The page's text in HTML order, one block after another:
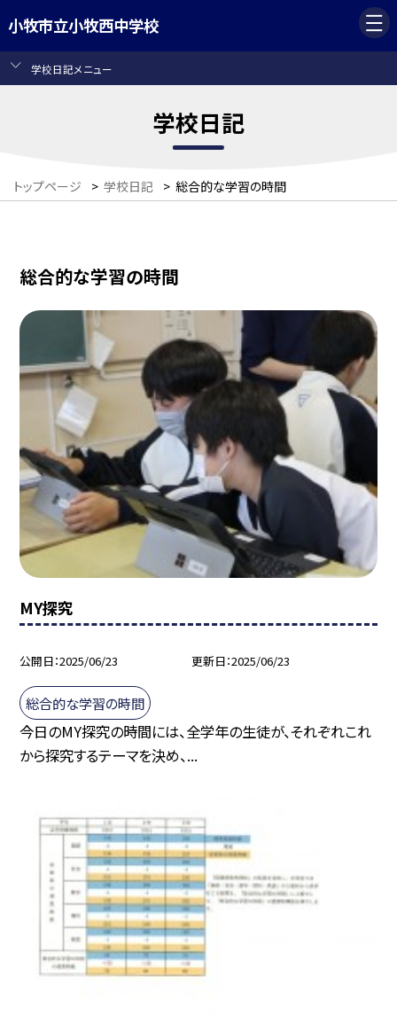
小牧市立小牧西中学校
学校日記メニュー
学校日記
トップページ > 学校日記 > 総合的な学習の時間
総合的な学習の時間
MY探究
公開日 2025/06/23 更新日 2025/06/23
総合的な学習の時間
今日のMY探究の時間には、全学年の生徒が、それぞれこれ
から探究するテーマを決め、...